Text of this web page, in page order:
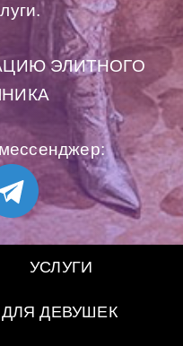
ЭЛИТНОГО
УСЛУГИ
ДЛЯ ДЕВУШЕК